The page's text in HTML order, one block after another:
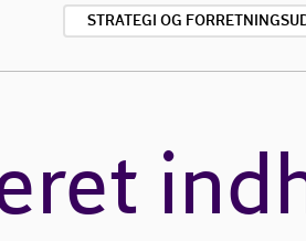
STRATEGI OG